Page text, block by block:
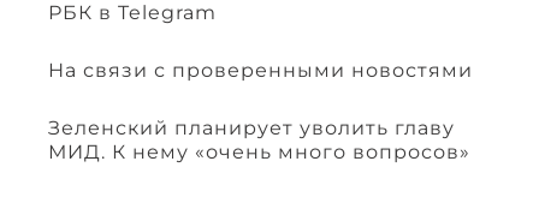
РБК в Telegram
На связи с проверенными новостями
Зеленский планирует уволить главу
МИД. К нему «очень много вопросов»